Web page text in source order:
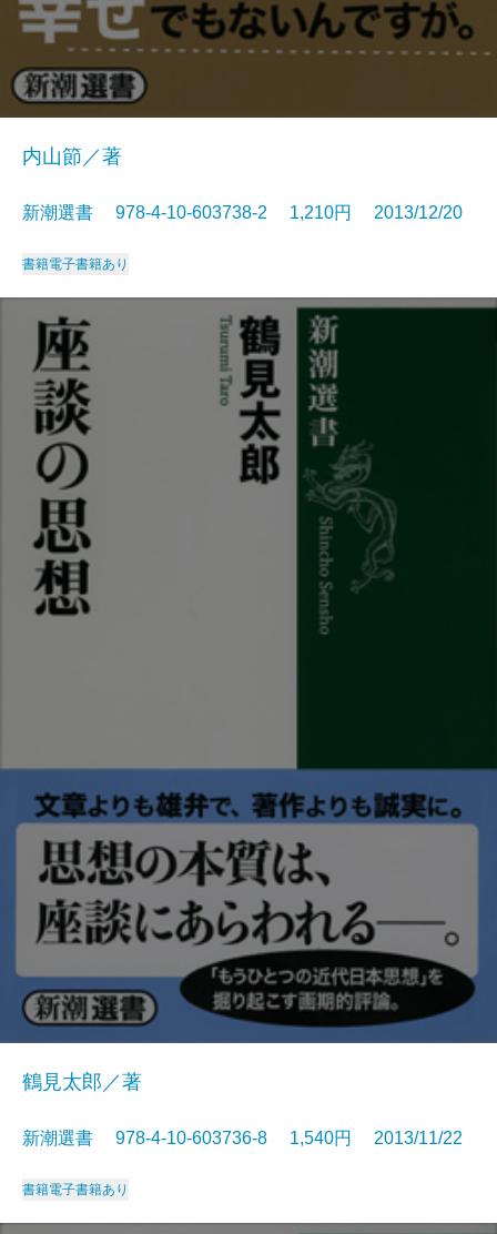
内山節／著
新潮選書 978-4-10-603738-2 1,210円 2013/12/20
書籍電子書籍あり
鶴見太郎／著
新潮選書 978-4-10-603736-8 1,540円 2013/11/22
書籍電子書籍あり